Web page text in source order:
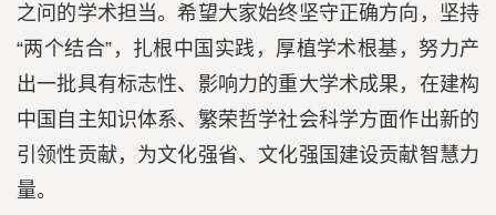
之问的学术担当。希望大家始终坚守正确方向，坚持
“两个结合”，扎根中国实践，厚植学术根基，努力产
出一批具有标志性、影响力的重大学术成果，在建构
中国自主知识体系、繁荣哲学社会科学方面作出新的
引领性贡献，为文化强省、文化强国建设贡献智慧力
量。